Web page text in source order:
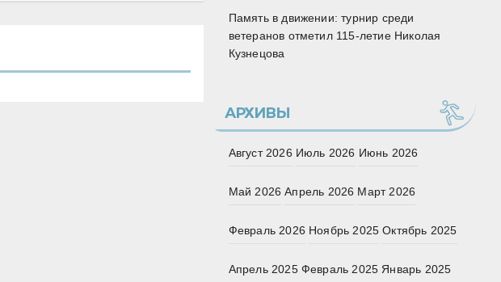
Память в движении: турнир среди
ветеранов отметил 115‑летие Николая
Кузнецова
АРХИВЫ
Август 2026 Июль 2026 Июнь 2026
Май 2026 Апрель 2026 Март 2026
Февраль 2026 Ноябрь 2025 Октябрь 2025
Апрель 2025 Февраль 2025 Январь 2025